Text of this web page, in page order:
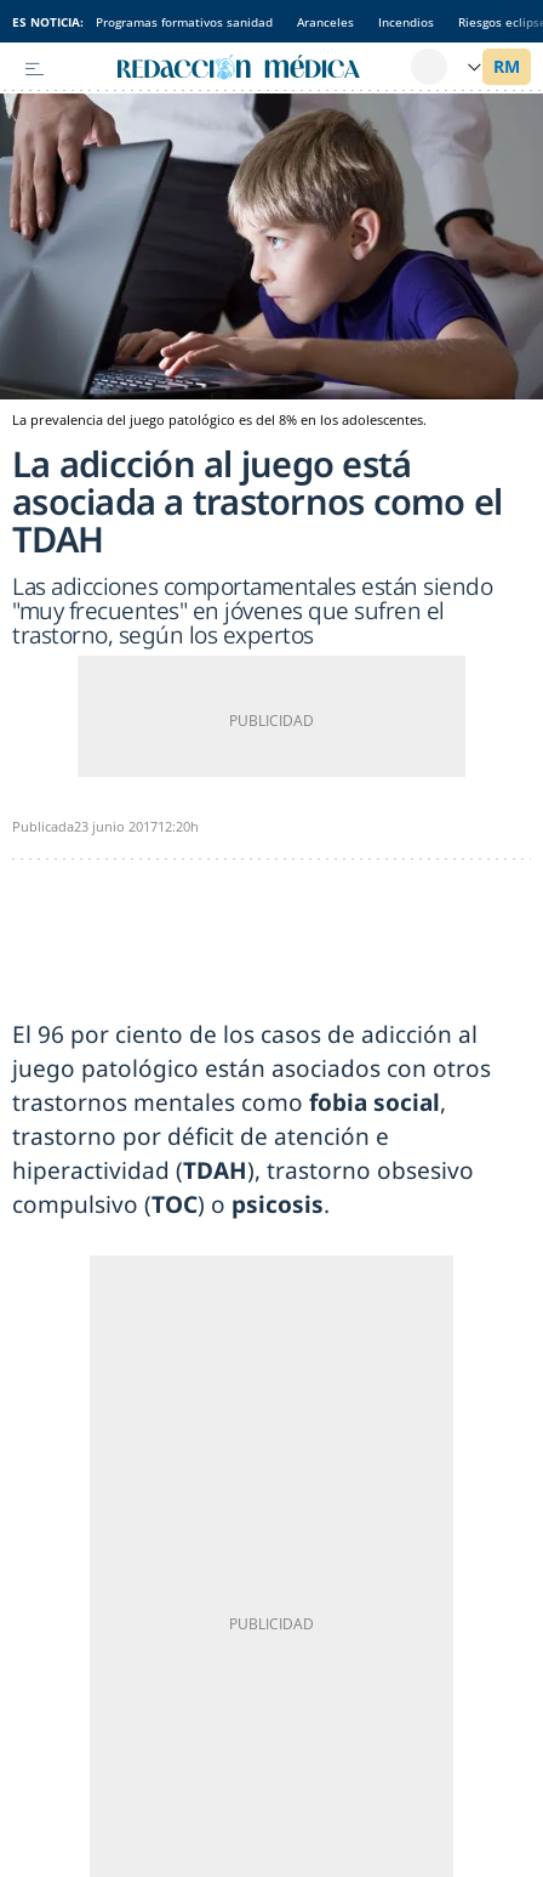
ES NOTICIA: Programas formativos sanidad Aranceles Incendios Riesgos
La prevalencia del juego patológico es del 8% en los adolescentes.
La adicción al juego está
asociada a trastornos como el
TDAH
Las adicciones comportamentales están siendo
"muy frecuentes" en jóvenes que sufren el
trastorno, según los expertos
Publicada23 junio 201712:20h
El 96 por ciento de los casos de adicción al
juego patológico están asociados con otros
trastornos mentales como fobia social,
trastorno por déficit de atención e
hiperactividad (TDAH), trastorno obsesivo
compulsivo (TOC) o psicosis.